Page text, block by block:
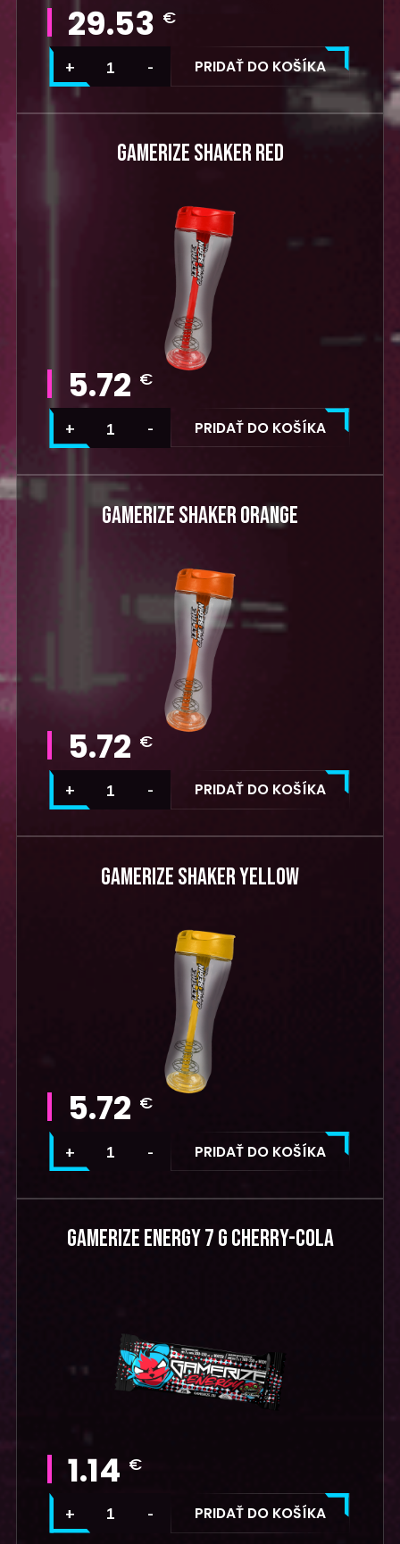
29.53 €
PRIDAŤ DO KOŠÍKA
GAMERIZE SHAKER RED
5.72 €
PRIDAŤ DO KOŠÍKA
GAMERIZE SHAKER ORANGE
5.72 €
PRIDAŤ DO KOŠÍKA
GAMERIZE SHAKER YELLOW
5.72 €
PRIDAŤ DO KOŠÍKA
GAMERIZE ENERGY 7 G CHERRY-COLA
1.14 €
PRIDAŤ DO KOŠÍKA